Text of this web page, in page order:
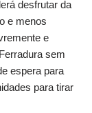
desfrutar da
e menos
e
sem
espera para
para tirar